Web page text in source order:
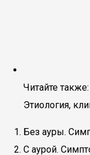
Читайте также:
Этиология,
Без ауры.
С аурой.